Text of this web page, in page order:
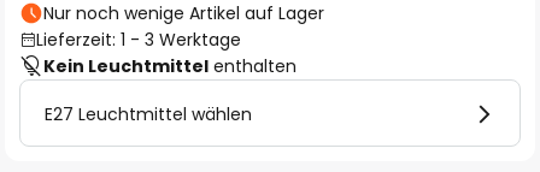
Nur noch wenige Artikel auf Lager
Lieferzeit: 1 - 3 Werktage
Kein Leuchtmittel enthalten
E27 Leuchtmittel wählen